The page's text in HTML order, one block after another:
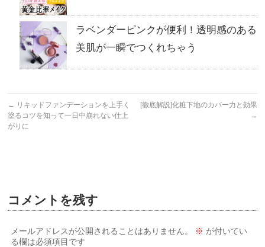
ラベンダーピンクが便利！透明感のある
美肌が一瞬でつくれちゃう
← リキッドファンデーションを上手く
塗るコツを知って一日中崩れない仕上
がりに
[徹底解説]化粧下地のカバー力と効果
→
コメントを残す
メールアドレスが公開されることはありません。 ※ が付いてい
る欄は必須項目です